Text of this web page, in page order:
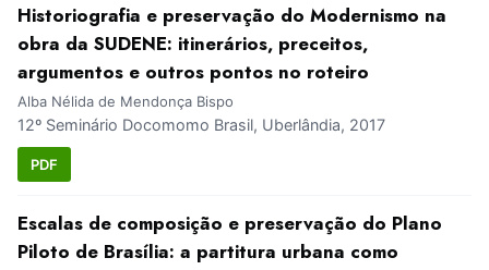
Historiografia e preservação do Modernismo na
obra da SUDENE: itinerários, preceitos,
argumentos e outros pontos no roteiro
Alba Nélida de Mendonça Bispo
12º Seminário Docomomo Brasil, Uberlândia, 2017
PDF
Escalas de composição e preservação do Plano
Piloto de Brasília: a partitura urbana como